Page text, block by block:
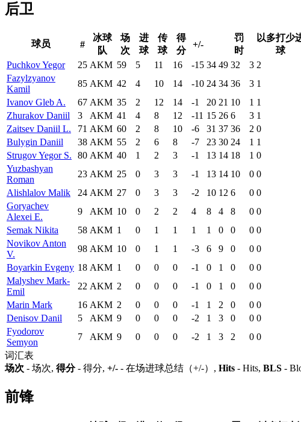
后卫
球员 #
冰球
队
场
次
进
球
传
球
得
分
+/-
罚
时
以多打少
球
Puchkov Yegor
25 AKM 59 5 11 16 -15 34 49 32 3 2
Fazylzyanov
Kamil
85 AKM 42 4 10 14 -10 24 34 36 3 1
Ivanov Gleb A.
67 AKM 35 2 12 14 -1 20 21 10 1 1
Zhurakov Daniil
3 AKM 41 4 8 12 -11 15 26 6 3 1
Zaitsev Daniil L.
71 AKM 60 2 8 10 -6 31 37 36 2 0
Bulygin Daniil
38 AKM 55 2 6 8 -7 23 30 24 1 1
Strugov Yegor S.
80 AKM 40 1 2 3 -1 13 14 18 1 0
Yuzbashyan
Roman
23 AKM 25 0 3 3 -1 13 14 10 0 0
Alishlalov Malik
24 AKM 27 0 3 3 -2 10 12 6 0 0
Goryachev
Alexei E.
9 AKM 10 0 2 2 4 8 4 8 0 0
Semak Nikita
58 AKM 1 0 1 1 1 1 0 0 0 0
Novikov Anton
V.
98 AKM 10 0 1 1 -3 6 9 0 0 0
Boyarkin Evgeny 18 AKM 1 0 0 0 -1 0 1 0 0 0
Malyshev Mark-
Emil
22 AKM 2 0 0 0 -1 0 1 0 0 0
Marin Mark
16 AKM 2 0 0 0 -1 1 2 0 0 0
Denisov Danil
5 AKM 9 0 0 0 -2 1 3 0 0 0
Fyodorov
Semyon
7 AKM 9 0 0 0 -2 1 3 2 0 0
词汇表
场次 - 场次, 得分- 得分, +/- - 在场进球总结（+/-）, Hits - Hits, BLS -
前锋